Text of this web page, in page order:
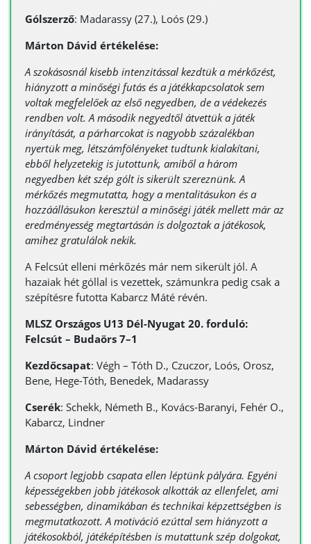
Gólszerző: Madarassy (27.), Loós (29.)
Márton Dávid értékelése:
A szokásosnál kisebb intenzitással kezdtük a mérkőzést,
hiányzott a minőségi futás és a játékkapcsolatok sem
voltak megfelelőek az első negyedben, de a védekezés
rendben volt. A második negyedtől átvettük a játék
irányítását, a párharcokat is nagyobb százalékban
nyertük meg, létszámfölényeket tudtunk kialakítani,
ebből helyzetekig is jutottunk, amiből a három
negyedben két szép gólt is sikerült szereznünk. A
mérkőzés megmutatta, hogy a mentalitásukon és a
hozzáállásukon keresztül a minőségi játék mellett már az
eredményesség megtartásán is dolgoztak a játékosok,
amihez gratulálok nekik.
A Felcsút elleni mérkőzés már nem sikerült jól. A
hazaiak hét góllal is vezettek, számunkra pedig csak a
szépítésre futotta Kabarcz Máté révén.
MLSZ Országos U13 Dél-Nyugat 20. forduló:
Felcsút – Budaörs 7–1
Kezdőcsapat: Végh – Tóth D., Czuczor, Loós, Orosz,
Bene, Hege-Tóth, Benedek, Madarassy
Cserék: Schekk, Németh B., Kovács-Baranyi, Fehér O.,
Kabarcz, Lindner
Márton Dávid értékelése:
A csoport legjobb csapata ellen léptünk pályára. Egyéni
képességekben jobb játékosok alkották az ellenfelet, ami
sebességben, dinamikában és technikai képzettségben is
megmutatkozott. A motiváció ezúttal sem hiányzott a
játékosokból, játéképítésben is mutattunk szép dolgokat,